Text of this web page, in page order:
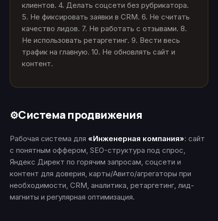
клиентов. 4. Делать соцсети без рубрикатора.
5. Не фиксировать заявки в CRM. 6. Не считать
качество лидов. 7. Не работать с отзывами. 8.
Не использовать ретаргетинг. 9. Вести весь
трафик на главную. 10. Не обновлять сайт и
контент.
⚙️Система продвижения
Рабочая система для «Инженерная компания»: сайт
с понятным оффером, SEO-структура под спрос,
Яндекс Директ по горячим запросам, соцсети и
контент для доверия, карты/Авито/агрегаторы при
необходимости, CRM, аналитика, ретаргетинг, лид-
магниты и регулярная оптимизация.